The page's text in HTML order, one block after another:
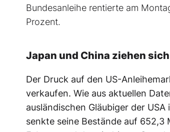
Bundesanleihe rentierte am
Prozent.
Japan und China ziehen
Der Druck auf den US-
verkaufen. Wie aus aktuellen
ausländischen Gläubiger der
senkte seine Bestände auf 652,3